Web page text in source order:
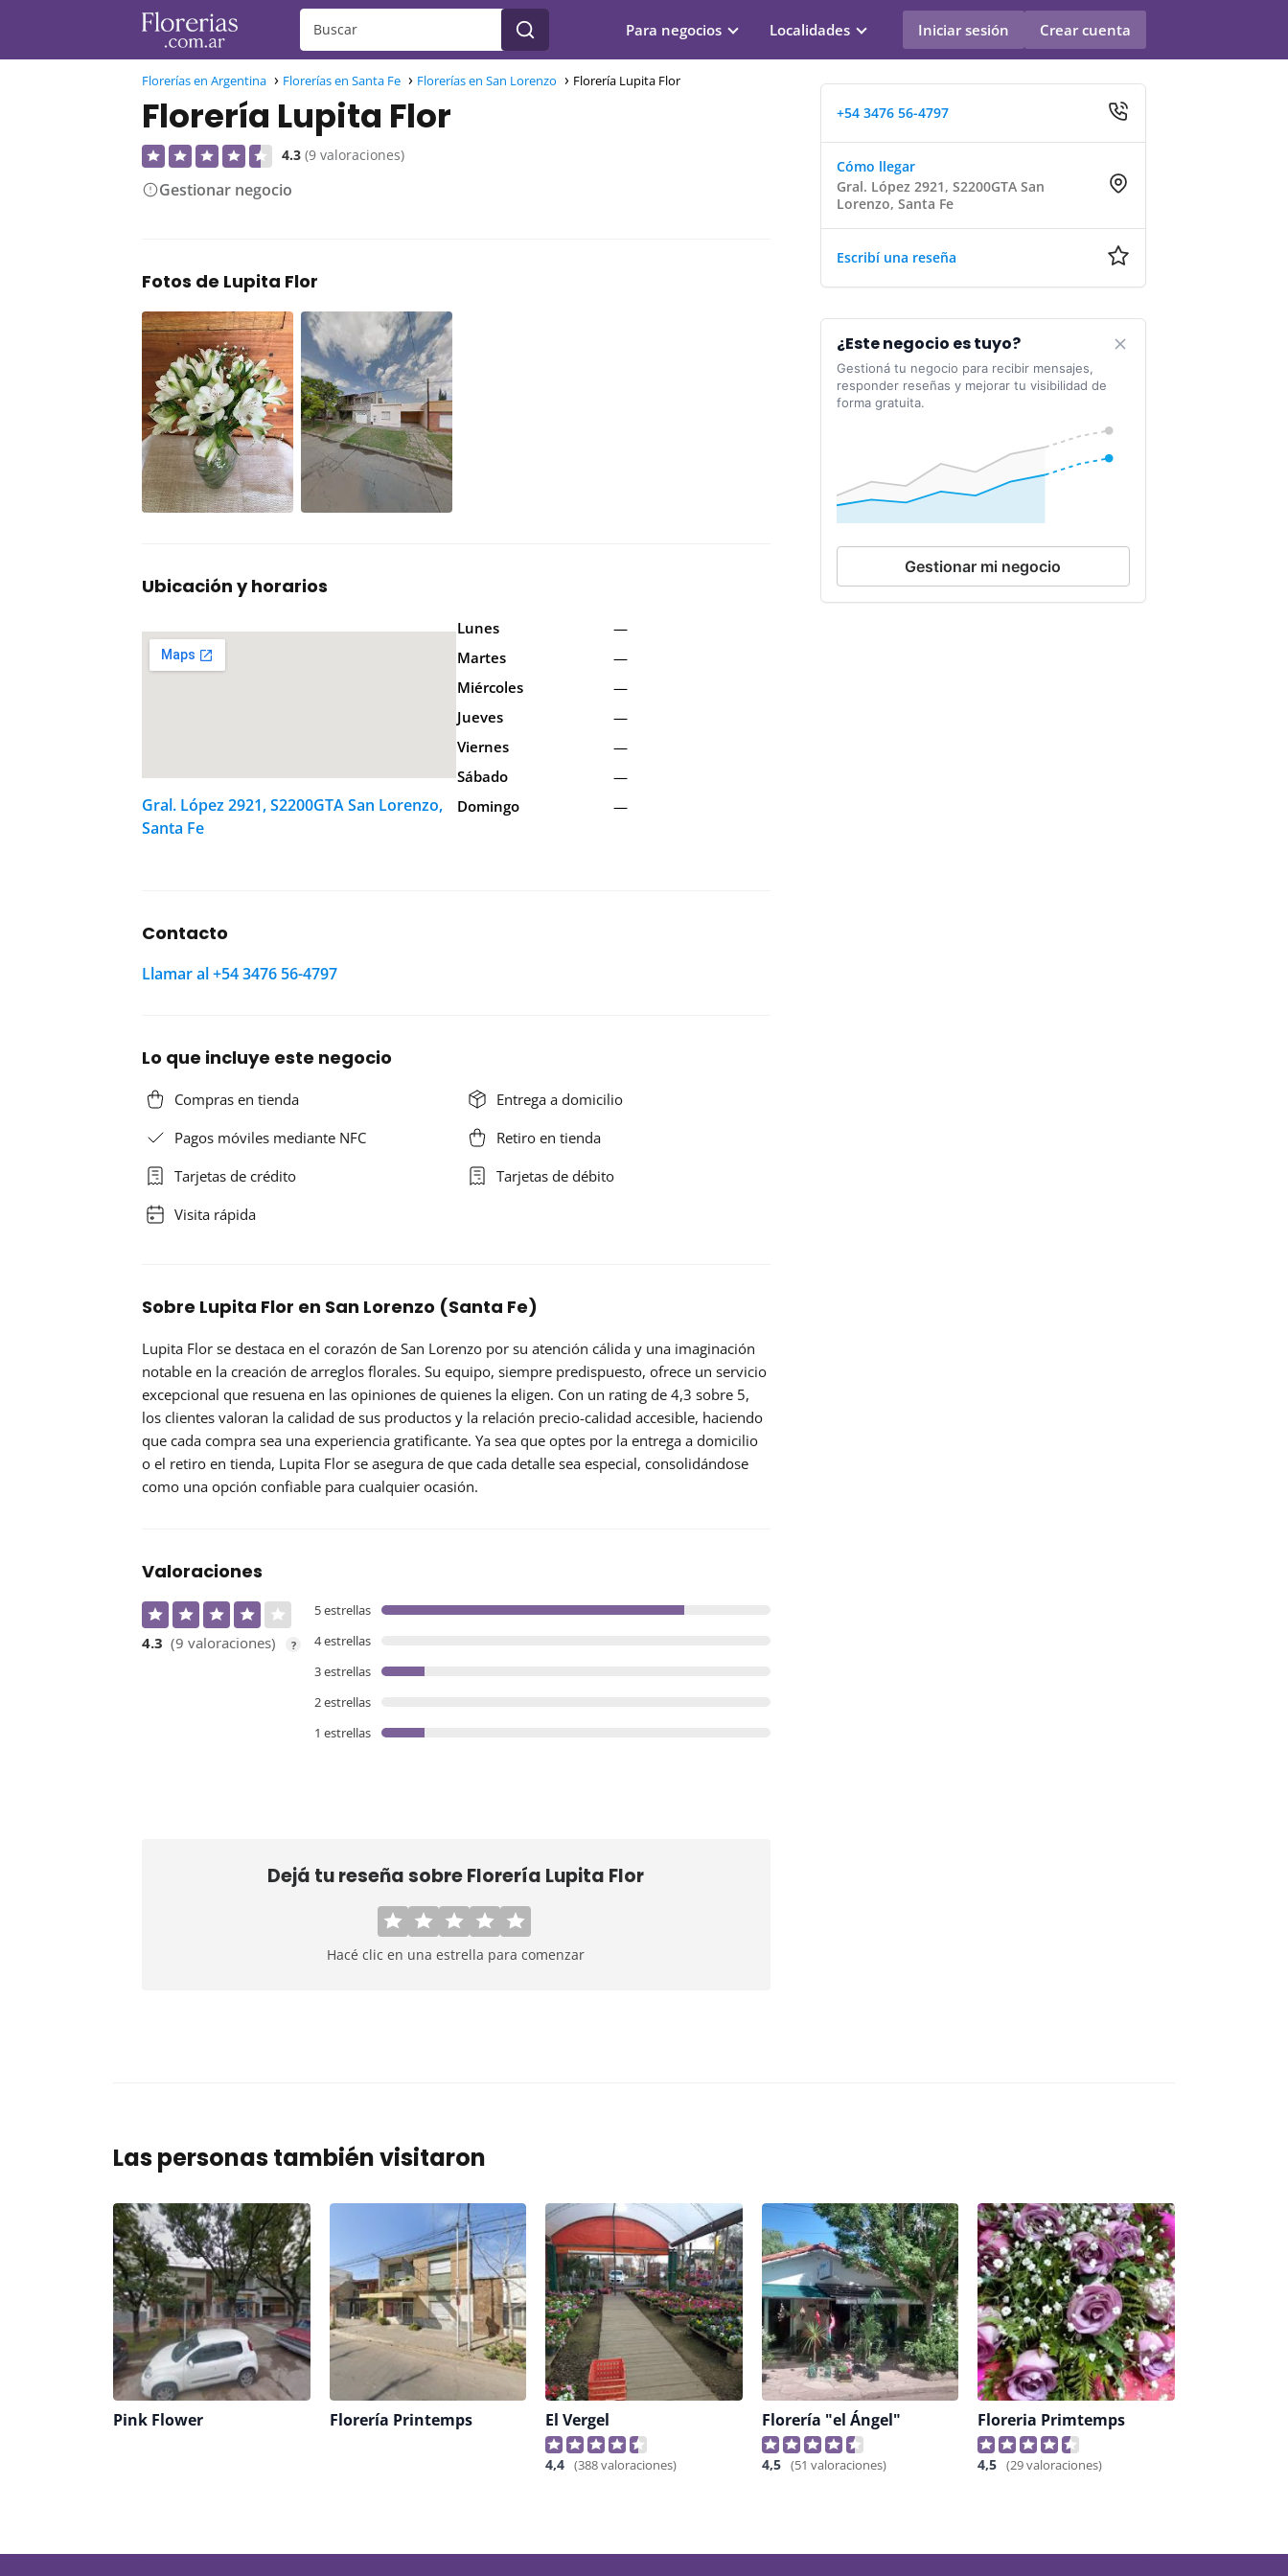
Para negocios Localidades Iniciar sesión Crear cuenta
Florerías en Argentina Florerías en Santa Fe Florerías en San Lorenzo Florería Lupita Flor
Florería Lupita Flor
4.3 (9 valoraciones)
Gestionar negocio
Fotos de Lupita Flor
Ubicación y horarios
Gral. López 2921, S2200GTA San Lorenzo,
Santa Fe
Lunes
—
Martes
—
Miércoles
—
Jueves
—
Viernes
—
Sábado
—
Domingo
—
Contacto
Llamar al +54 3476 56-4797
Lo que incluye este negocio
Compras en tienda
Entrega a domicilio
Pagos móviles mediante NFC
Retiro en tienda
Tarjetas de crédito
Tarjetas de débito
Visita rápida
Sobre Lupita Flor en San Lorenzo (Santa Fe)
Lupita Flor se destaca en el corazón de San Lorenzo por su atención cálida y una imaginación
notable en la creación de arreglos florales. Su equipo, siempre predispuesto, ofrece un servicio
excepcional que resuena en las opiniones de quienes la eligen. Con un rating de 4,3 sobre 5,
los clientes valoran la calidad de sus productos y la relación precio-calidad accesible, haciendo
que cada compra sea una experiencia gratificante. Ya sea que optes por la entrega a domicilio
o el retiro en tienda, Lupita Flor se asegura de que cada detalle sea especial, consolidándose
como una opción confiable para cualquier ocasión.
Valoraciones
4.3 (9 valoraciones) ?
5 estrellas
4 estrellas
3 estrellas
2 estrellas
1 estrellas
Dejá tu reseña sobreFlorería Lupita Flor
Hacé clic en una estrella para comenzar
+54 3476 56-4797
Cómo llegar
Gral. López 2921, S2200GTA San
Lorenzo, Santa Fe
Escribí una reseña
¿Este negocio es tuyo?
Gestioná tu negocio para recibir mensajes,
responder reseñas y mejorar tu visibilidad de
forma gratuita.
Gestionar mi negocio
Las personas también visitaron
Pink Flower Florería Printemps El Vergel
4,4 (388 valoraciones)
Florería "el Ángel"
4,5 (51 valoraciones)
Floreria Primtemps
4,5 (29 valoraciones)